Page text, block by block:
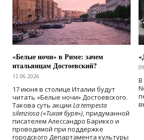
«Белые ночи» в Риме: зачем
итальянцам Достоевский?
12.06.2026
17 июня в столице Италии будут
читать «Белые ночи» Достоевского.
Такова суть акции La tempesta
silenziosa («Тихая буря»), придуманной
писателем Алессандро Барикко и
проводимой при поддержке
городского Департамента культуры
В